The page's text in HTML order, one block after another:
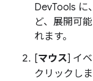
DevTools に、
ど、展開可
れます。
[マウス] イ
クリックし